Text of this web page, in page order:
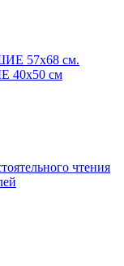
57х68 см.
40х50 см
чтения